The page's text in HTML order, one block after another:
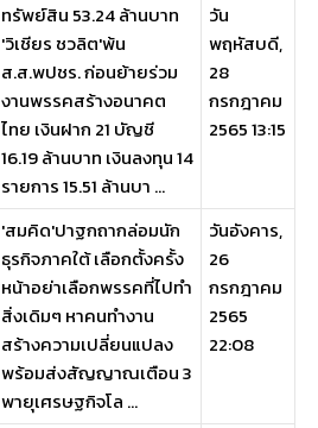
ทรัพย์สิน 53.24 ล้านบาท
'วิเชียร ชวลิต'พ้น
ส.ส.พปชร. ก่อนย้ายร่วม
งานพรรคสร้างอนาคต
ไทย เงินฝาก 21 บัญชี
16.19 ล้านบาท เงินลงทุน 14
รายการ 15.51 ล้านบา ...
วัน
พฤหัสบดี,
28
กรกฎาคม
2565 13:15
'สมคิด'ปาฐกถากล่อมนัก
ธุรกิจภาคใต้ เลือกตั้งครั้ง
หน้าอย่าเลือกพรรคที่ไปทำ
สิ่งเดิมๆ หาคนทำงาน
สร้างความเปลี่ยนแปลง
พร้อมส่งสัญญาณเตือน 3
พายุเศรษฐกิจโล ...
วันอังคาร,
26
กรกฎาคม
2565
22:08